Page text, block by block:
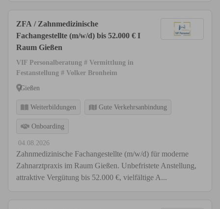
ZFA / Zahnmedizinische
Fachangestellte (m/w/d) bis 52.000 € I
Raum Gießen
VIF Personalberatung # Vermittlung in
Festanstellung # Volker Bronheim
Gießen
Weiterbildungen Gute Verkehrsanbindung
Onboarding
04.08.2026
Zahnmedizinische Fachangestellte (m/w/d) für moderne
Zahnarztpraxis im Raum Gießen. Unbefristete Anstellung,
attraktive Vergütung bis 52.000 €, vielfältige A...